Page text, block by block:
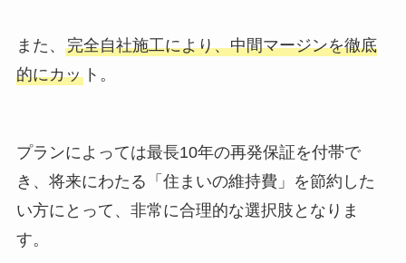
また、 完全自社施工により、中間マージンを徹底
的にカット。
プランによっては最長10年の再発保証を付帯で
き、将来にわたる「住まいの維持費」を節約した
い方にとって、非常に合理的な選択肢となりま
す。